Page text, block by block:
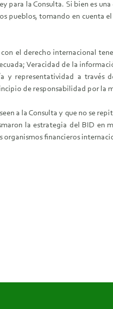
la Consulta. Si bien es
pueblos, tomando en
el derecho internacional
Veracidad de la
y representatividad a
de responsabilidad por la
a la Consulta y que no se
la estrategia del BID en
financieros